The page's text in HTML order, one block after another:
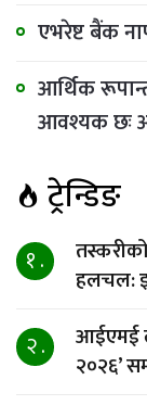
एभरेष्ट बैंक
आर्थिक
आवश्यक छः
ट्रेन्डिङ
१ .
हलचल:
२ .
आईएमई
२०२६’